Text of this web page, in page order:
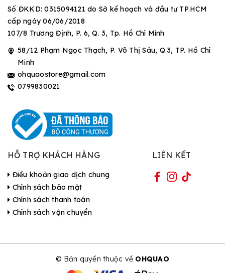
Số ĐKKD: 0315094121 do Sở kế hoạch và đầu tư TP.HCM
cấp ngày 06/06/2018
107/8 Trương Định, P. 6, Q. 3, Tp. Hồ Chí Minh
58/12 Phạm Ngọc Thạch, P. Võ Thị Sáu, Q.3, TP. Hồ Chí
Minh
ohquaostore@gmail.com
0799830021
HỖ TRỢ KHÁCH HÀNG
Điều khoản giao dịch chung
Chính sách bảo mật
Chính sách thanh toán
Chính sách vận chuyển
LIÊN KẾT
© Bản quyền thuộc về OHQUAO
| Cung cấp bởi Sapo